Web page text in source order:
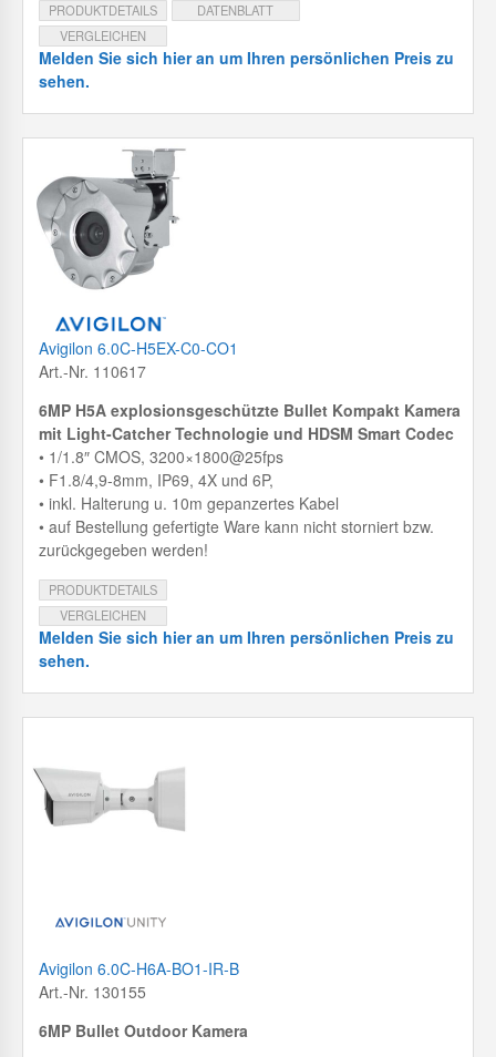
PRODUKTDETAILS
DATENBLATT
VERGLEICHEN
Melden Sie sich hier an um Ihren persönlichen Preis zu
sehen.
Avigilon 6.0C-H5EX-C0-CO1
Art.-Nr. 110617
6MP H5A explosionsgeschützte Bullet Kompakt Kamera
mit Light-Catcher Technologie und HDSM Smart Codec
• 1/1.8″ CMOS, 3200×1800@25fps
• F1.8/4,9-8mm, IP69, 4X und 6P,
• inkl. Halterung u. 10m gepanzertes Kabel
• auf Bestellung gefertigte Ware kann nicht storniert bzw.
zurückgegeben werden!
PRODUKTDETAILS
VERGLEICHEN
Melden Sie sich hier an um Ihren persönlichen Preis zu
sehen.
Avigilon 6.0C-H6A-BO1-IR-B
Art.-Nr. 130155
6MP Bullet Outdoor Kamera